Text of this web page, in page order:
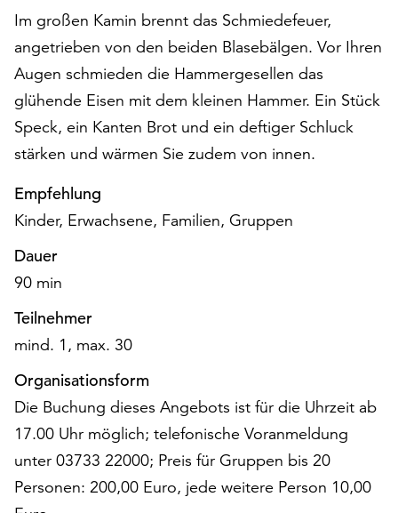
auf
akzeptieren“,
um
alle
Cookies
zu
akzeptieren.
können
Ihr
jederzeit
ändern
widerrufen.
Dafür
Ihnen
am
Ende
Seite
die
Im großen Kamin brennt das Schmiedefeuer,
angetrieben von den beiden Blasebälgen. Vor Ihren
Augen schmieden die Hammergesellen das
glühende Eisen mit dem kleinen Hammer. Ein Stück
Speck, ein Kanten Brot und ein deftiger Schluck
stärken und wärmen Sie zudem von innen.
Empfehlung
Kinder, Erwachsene, Familien, Gruppen
Dauer
90 min
Teilnehmer
mind. 1, max. 30
Organisationsform
Die Buchung dieses Angebots ist für die Uhrzeit ab
17.00 Uhr möglich; telefonische Voranmeldung
unter 03733 22000; Preis für Gruppen bis 20
Personen: 200,00 Euro, jede weitere Person 10,00